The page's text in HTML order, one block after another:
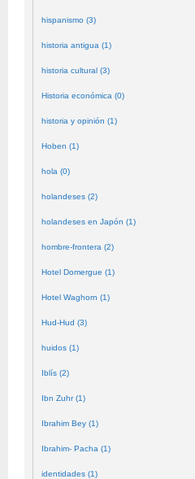
hispanismo (3)
historia antigua (1)
historia cultural (3)
Historia económica (0)
historia y opinión (1)
Hoben (1)
hola (0)
holandeses (2)
holandeses en Japón (1)
hombre-frontera (2)
Hotel Domergue (1)
Hotel Waghorn (1)
Hud-Hud (3)
huidos (1)
Iblís (2)
Ibn Zuhr (1)
Ibrahim Bey (1)
Ibrahim- Pacha (1)
identidades (1)